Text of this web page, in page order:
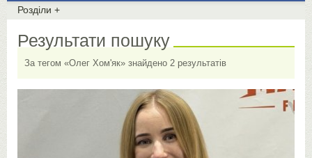
Розділи +
Результати пошуку
За тегом «Олег Хом'як» знайдено 2 результатів